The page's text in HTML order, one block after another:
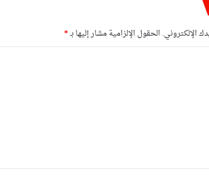
الإلكتروني. الحقول الإلزامية مشار إليها بـ*